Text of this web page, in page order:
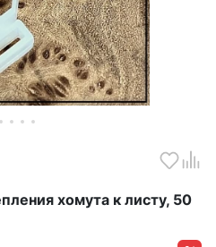
хомута к листу, 50